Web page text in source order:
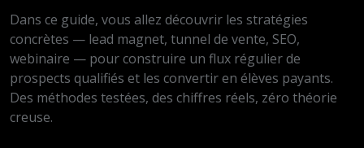
Dans ce guide, vous allez découvrir les stratégies
concrètes — lead magnet, tunnel de vente, SEO,
webinaire — pour construire un flux régulier de
prospects qualifiés et les convertir en élèves payants.
Des méthodes testées, des chiffres réels, zéro théorie
creuse.